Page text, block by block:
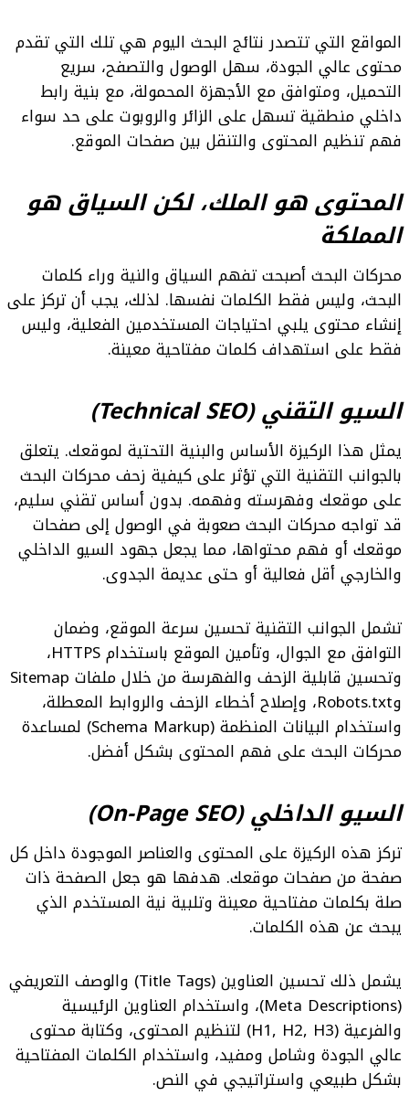
المواقع التي تتصدر نتائج البحث اليوم هي تلك التي تقدم
محتوى عالي الجودة، سهل الوصول والتصفح، سريع
التحميل، ومتوافق مع الأجهزة المحمولة، مع بنية رابط
داخلي منطقية تسهل على الزائر والروبوت على حد سواء
فهم تنظيم المحتوى والتنقل بين صفحات الموقع.
المحتوى هو الملك، لكن السياق هو
المملكة
محركات البحث أصبحت تفهم السياق والنية وراء كلمات
البحث، وليس فقط الكلمات نفسها. لذلك، يجب أن تركز على
إنشاء محتوى يلبي احتياجات المستخدمين الفعلية، وليس
فقط على استهداف كلمات مفتاحية معينة.
السيو التقني (Technical SEO)
يمثل هذا الركيزة الأساس والبنية التحتية لموقعك. يتعلق
بالجوانب التقنية التي تؤثر على كيفية زحف محركات البحث
على موقعك وفهرسته وفهمه. بدون أساس تقني سليم،
قد تواجه محركات البحث صعوبة في الوصول إلى صفحات
موقعك أو فهم محتواها، مما يجعل جهود السيو الداخلي
والخارجي أقل فعالية أو حتى عديمة الجدوى.
تشمل الجوانب التقنية تحسين سرعة الموقع، وضمان
التوافق مع الجوال، وتأمين الموقع باستخدام HTTPS،
وتحسين قابلية الزحف والفهرسة من خلال ملفات Sitemap
وRobots.txt، وإصلاح أخطاء الزحف والروابط المعطلة،
واستخدام البيانات المنظمة (Schema Markup) لمساعدة
محركات البحث على فهم المحتوى بشكل أفضل.
السيو الداخلي (On-Page SEO)
تركز هذه الركيزة على المحتوى والعناصر الموجودة داخل كل
صفحة من صفحات موقعك. هدفها هو جعل الصفحة ذات
صلة بكلمات مفتاحية معينة وتلبية نية المستخدم الذي
يبحث عن هذه الكلمات.
يشمل ذلك تحسين العناوين (Title Tags) والوصف التعريفي
(Meta Descriptions)، واستخدام العناوين الرئيسية
والفرعية (H1, H2, H3) لتنظيم المحتوى، وكتابة محتوى
عالي الجودة وشامل ومفيد، واستخدام الكلمات المفتاحية
بشكل طبيعي واستراتيجي في النص.